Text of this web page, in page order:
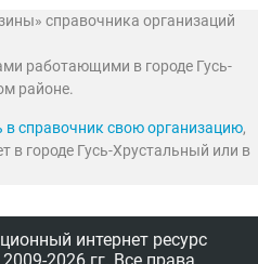
справочника организаций
работающими в городе Гусь-
районе.
в справочник свою организацию,
в городе Гусь-Хрустальный или в
интернет ресурс